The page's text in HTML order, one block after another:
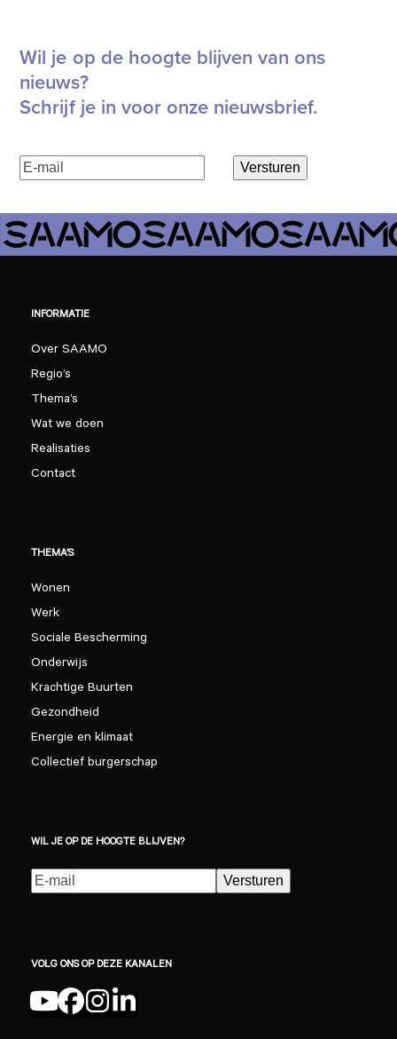
Wil je op de hoogte blijven van ons
nieuws?
Schrijf je in voor onze nieuwsbrief.
E-
mailadres(Vereist)
Versturen
INFORMATIE
Over SAAMO
Regio’s
Thema’s
Wat we doen
Realisaties
Contact
THEMA’S
Wonen
Werk
Sociale Bescherming
Onderwijs
Krachtige Buurten
Gezondheid
Energie en klimaat
Collectief burgerschap
WIL JE OP DE HOOGTE BLIJVEN?
E-
mailadres(Vereist)
Versturen
VOLG ONS OP DEZE KANALEN
YouTube
Facebook
Instagram
LinkedIn